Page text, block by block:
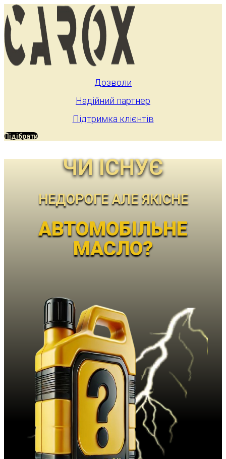
Дозволи
Надійний партнер
Підтримка клієнтів
Підібрати
ЧИ ІСНУЄ
НЕДОРОГЕ АЛЕ ЯКІСНЕ
АВТОМОБІЛЬНЕ
МАСЛО?